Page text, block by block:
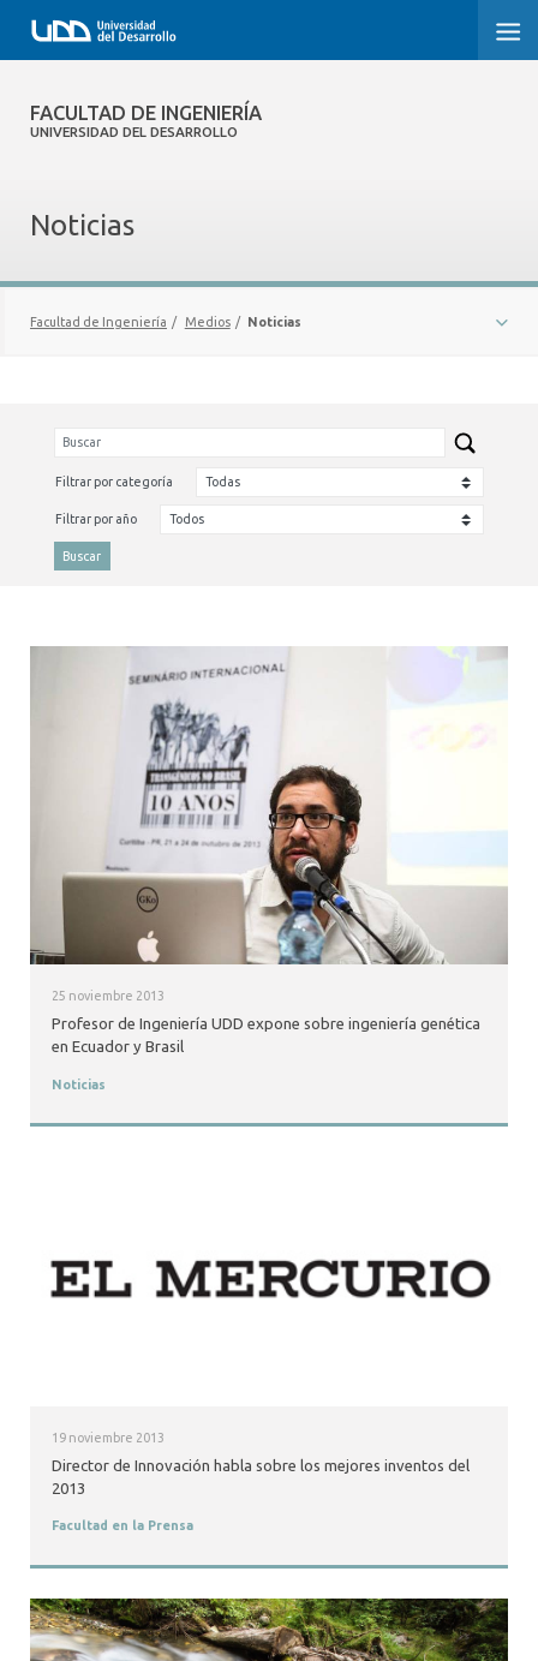
FACULTAD DE INGENIERÍA
UNIVERSIDAD DEL DESARROLLO
FACULTAD DE INGENIERÍA
FACULTAD DE INGENIERÍA
POSTGRADOS Y EDUCACIÓN CONTINUA
INVESTIGACIÓN
VINCULACIÓN CON EL MEDIO
ALUMNI
EVENTOS
Noticias
Facultad de Ingeniería / Medios / Noticias
Filtrar por categoría
Filtrar por año
Buscar
25 noviembre 2013
Profesor de Ingeniería UDD expone sobre ingeniería genética
en Ecuador y Brasil
Noticias
19 noviembre 2013
Director de Innovación habla sobre los mejores inventos del
2013
Facultad en la Prensa